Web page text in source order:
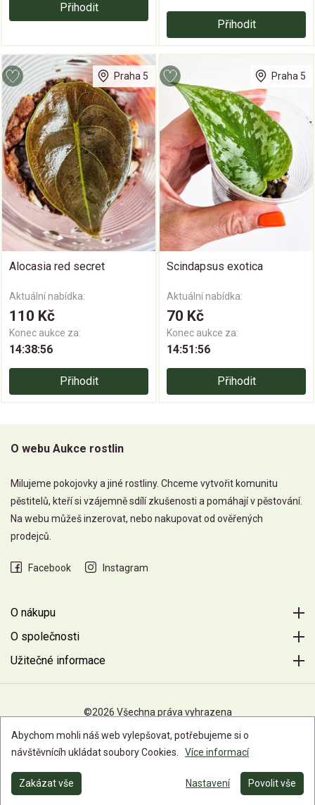
Přihodit
Přihodit
Praha 5
Alocasia red secret
Aktuální nabídka:
110 Kč
Konec aukce za:
14:38:55
Přihodit
Praha 5
Scindapsus exotica
Aktuální nabídka:
70 Kč
Konec aukce za:
14:51:55
Přihodit
O webu Aukce rostlin
Milujeme pokojovky a jiné rostliny. Chceme vytvořit komunitu
pěstitelů, kteří si vzájemně sdílí zkušenosti a pomáhají v pěstování.
Na webu můžeš inzerovat, nebo nakupovat od ověřených
prodejců.
Facebook Instagram
O nákupu
O společnosti
Užitečné informace
©2026 Všechna práva vyhrazena
Abychom mohli náš web vylepšovat, potřebujeme si o
návštěvnícíh ukládat soubory Cookies.
Více informací
Zakázat vše Nastavení Povolit vše